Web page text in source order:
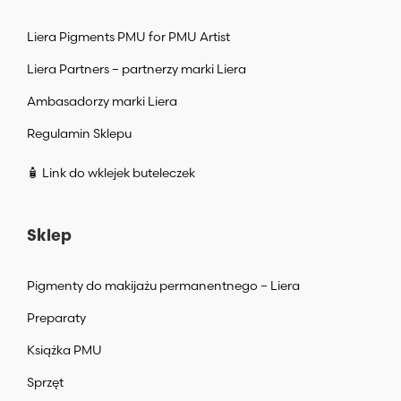
Liera Pigments PMU for PMU Artist
Liera Partners – partnerzy marki Liera
Ambasadorzy marki Liera
Regulamin Sklepu
🧴 Link do wklejek buteleczek
Sklep
Pigmenty do makijażu permanentnego – Liera
Preparaty
Książka PMU
Sprzęt